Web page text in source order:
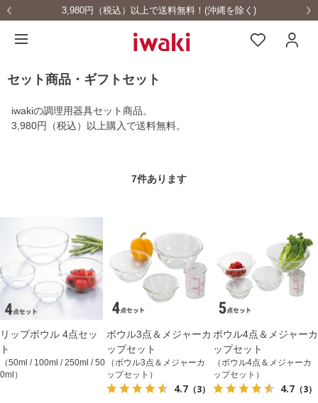
税込）以上で送料無料！(沖縄を除く) 耐熱
セット商品・ギフトセット
iwakiの調理用器具セット商品。
3,980円（税込）以上購入で送料無料。
7件あります
リップボウル 4点セッ
ト
（50ml / 100ml / 250ml / 50
0ml）
ボウル3点＆メジャーカ
ップセット
（ボウル3点＆メジャーカ
ップセット）
4.7 （3）
ボウル4点＆メジャーカ
ップセット
（ボウル4点＆メジャーカ
ップセット）
4.7 （3）